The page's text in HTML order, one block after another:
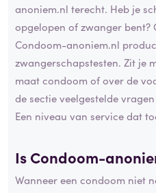
anoniem.nl terecht. Heb je
opgelopen of zwanger bent?
Condoom-anoniem.nl
zwangerschapstesten. Zit je
maat condoom of over de
de sectie veelgestelde
Een niveau van service dat
Is Condoom-
Wanneer een condoom niet